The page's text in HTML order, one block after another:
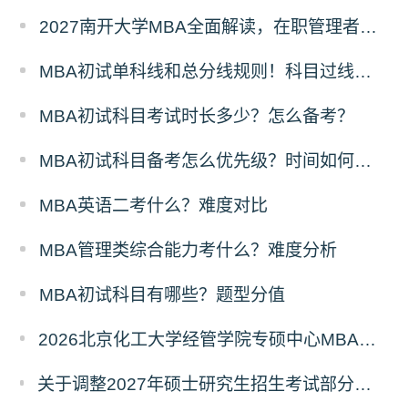
2027南开大学MBA全面解读，在职管理者择校优选
MBA初试单科线和总分线规则！科目过线标准
MBA初试科目考试时长多少？怎么备考？
MBA初试科目备考怎么优先级？时间如何分配？
MBA英语二考什么？难度对比
MBA管理类综合能力考什么？难度分析
MBA初试科目有哪些？题型分值
2026北京化工大学经管学院专硕中心MBA拟录取分析解读
关于调整2027年硕士研究生招生考试部分专业初试考试科目及参考书目的公告（二）